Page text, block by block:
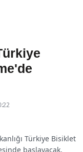
Türkiye Bisiklet
başlayacak.